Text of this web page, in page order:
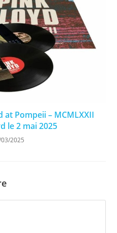
Pompeii – MCMLXXII
le 2 mai 2025
2025